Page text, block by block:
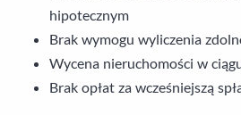
hipotecznym
Brak wymogu wyliczenia
Wycena nieruchomości w
Brak opłat za wcześniejszą